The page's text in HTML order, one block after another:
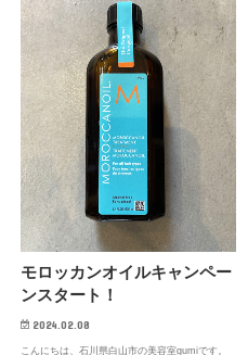
モロッカンオイルキャンペー
ンスタート！
2024.02.08
こんにちは、石川県白山市の美容室gumiです。